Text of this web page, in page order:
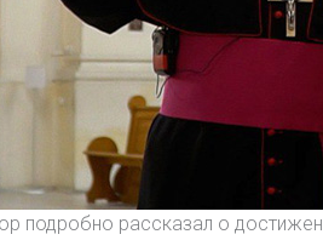
подробно рассказал о